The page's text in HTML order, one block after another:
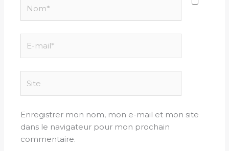
mail*
Enregistrer mon nom, mon e-mail et mon site
dans le navigateur pour mon prochain
commentaire.